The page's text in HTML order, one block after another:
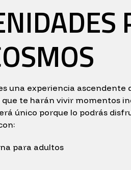
una experiencia ascendente
te harán vivir momentos
único porque lo podrás
para adultos